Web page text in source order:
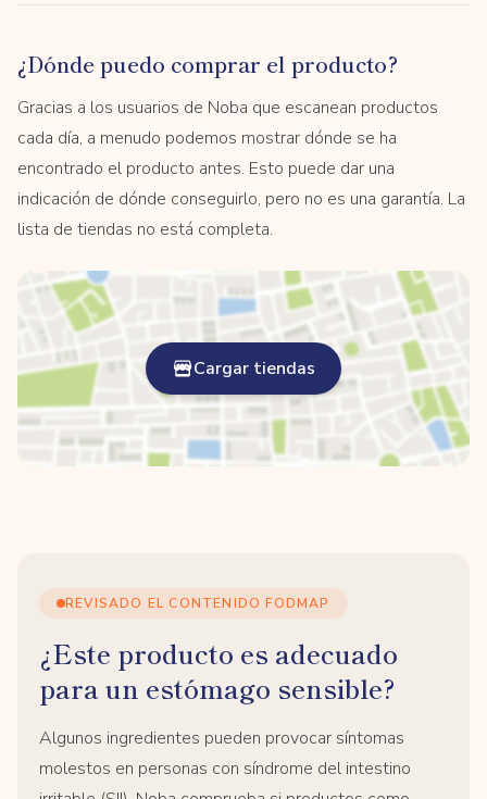
¿Dónde puedo comprar el producto?
Gracias a los usuarios de Noba que escanean productos
cada día, a menudo podemos mostrar dónde se ha
encontrado el producto antes. Esto puede dar una
indicación de dónde conseguirlo, pero no es una garantía. La
lista de tiendas no está completa.
Cargar tiendas
REVISADO EL CONTENIDO FODMAP
¿Este producto es adecuado
para un estómago sensible?
Algunos ingredientes pueden provocar síntomas
molestos en personas con síndrome del intestino